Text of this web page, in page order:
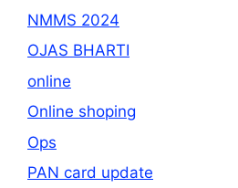
NMMS 2024
OJAS BHARTI
online
Online shoping
Ops
PAN card update